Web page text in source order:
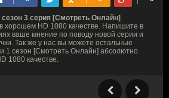
3 серия [Смотреть Онлайн]
хорошем HD 1080 качестве. Напишите в
ваше мнение по поводу новой серии и
Так же у нас вы можете остальные
1 сезон [Смотреть Онлайн] абсолютно
1080 качестве.